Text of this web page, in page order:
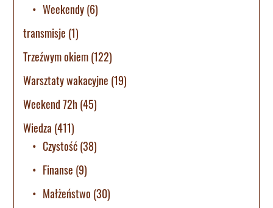
Weekendy(6)
transmisje (1)
Trzeźwym okiem(122)
Warsztaty wakacyjne (19)
Weekend 72h(45)
Wiedza (411)
Czystość(38)
Finanse (9)
Małżeństwo (30)